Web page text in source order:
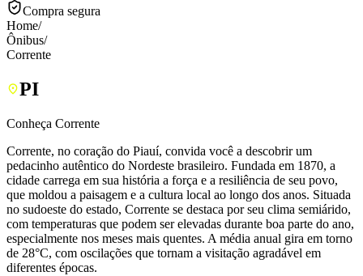
Compra segura
Home/
Ônibus/
Corrente
PI
Conheça Corrente
Corrente, no coração do Piauí, convida você a descobrir um
pedacinho autêntico do Nordeste brasileiro. Fundada em 1870, a
cidade carrega em sua história a força e a resiliência de seu povo,
que moldou a paisagem e a cultura local ao longo dos anos. Situada
no sudoeste do estado, Corrente se destaca por seu clima semiárido,
com temperaturas que podem ser elevadas durante boa parte do ano,
especialmente nos meses mais quentes. A média anual gira em torno
de 28°C, com oscilações que tornam a visitação agradável em
diferentes épocas.